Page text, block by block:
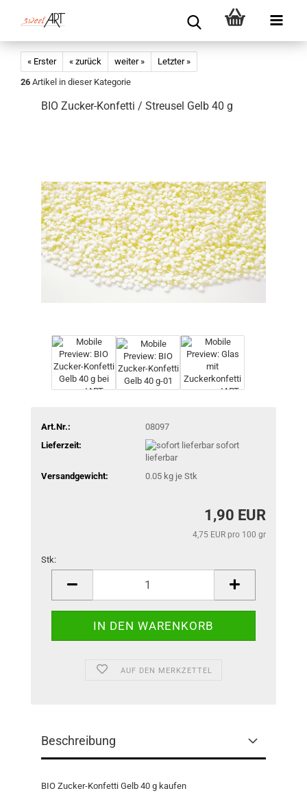
« Erster « zurück weiter »
Letzter »
26 Artikel in dieser Kategorie
BIO Zucker-Konfetti / Streusel Gelb 40 g
Art.Nr.:
08097
Lieferzeit:
sofort
lieferbar
Versandgewicht:
0.05kg je Stk
1,90 EUR
4,75 EUR pro 100 gr
Stk:
AUF DEN MERKZETTEL
Beschreibung
BIO Zucker-Konfetti Gelb 40 g kaufen